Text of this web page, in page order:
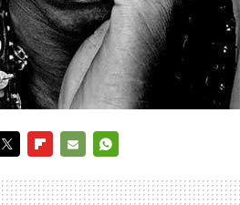
MAIL